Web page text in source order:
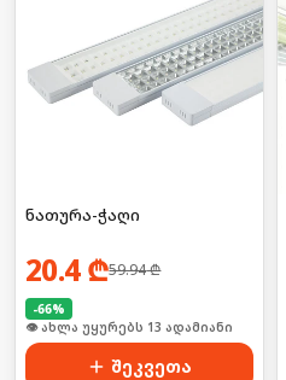
ნათურა-ჭაღი
20.4₾59.94₾
-66%
🛒 ბოლო 24სთ-ში იყიდა 19-მა
შეკვეთა